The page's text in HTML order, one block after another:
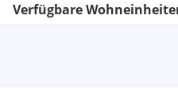
Verfügbare